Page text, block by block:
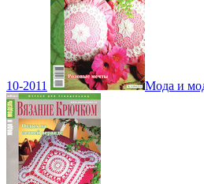
10-2011 Мода и